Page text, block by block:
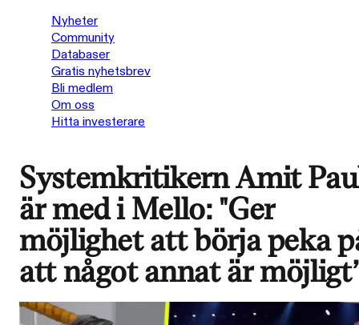
Nyheter
Community
Databaser
Gratis nyhetsbrev
Bli medlem
Om oss
Hitta investerare
Systemkritikern Amit
är med i Mello: "Ger
möjlighet att börja peka
att något annat är